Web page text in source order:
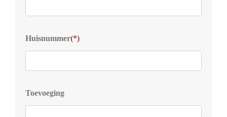
Huisnummer(*)
Toevoeging